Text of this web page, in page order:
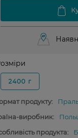
2400 г
продукту:
виробник:
продукта: